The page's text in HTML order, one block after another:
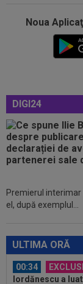
Noua
DIGI24
Premierul interimar
el, după exemplul...
ULTIMA ORĂ
serii, după
La pauză erau
dezastrul cu
23:52
00:43
gata să renunțe
Mihai Stoica. E
00:34
Iordănescu a